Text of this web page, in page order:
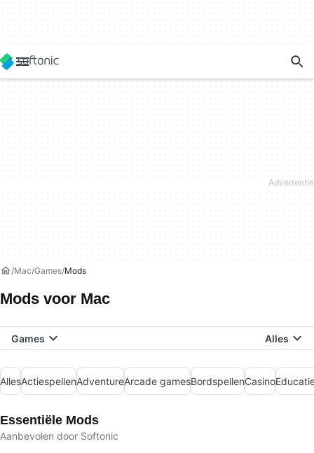
Mac Games Mods
Mods voor Mac
Games Alles
AllesActiespellenAdventureArcade gamesBordspellenCasino
Essentiële Mods
Aanbevolen door Softonic